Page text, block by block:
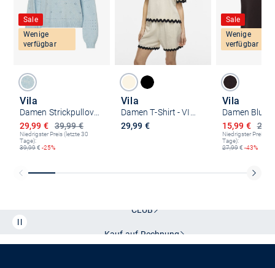
Sale
Wenige
verfügbar
Vila
Damen Strickpullover - VIRil
39,99 €
Ermäßigter Preis
29,99 €
Niedrigster Preis (letzte 30
Tage):
39,99€ -25%
Vila
29,99 €
Sale
Wenige
verfügbar
Vila
Ermäßigter
15,99 €
Niedrigster Preis
Tage):
27,99€ -43%
CLUB
Kauf auf Rechnung